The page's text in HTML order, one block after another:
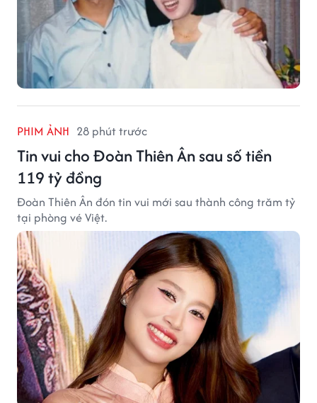
PHIM ẢNH 28 phút trước
Tin vui cho Đoàn Thiên Ân sau số tiền
119 tỷ đồng
Đoàn Thiên Ân đón tin vui mới sau thành công trăm tỷ
tại phòng vé Việt.